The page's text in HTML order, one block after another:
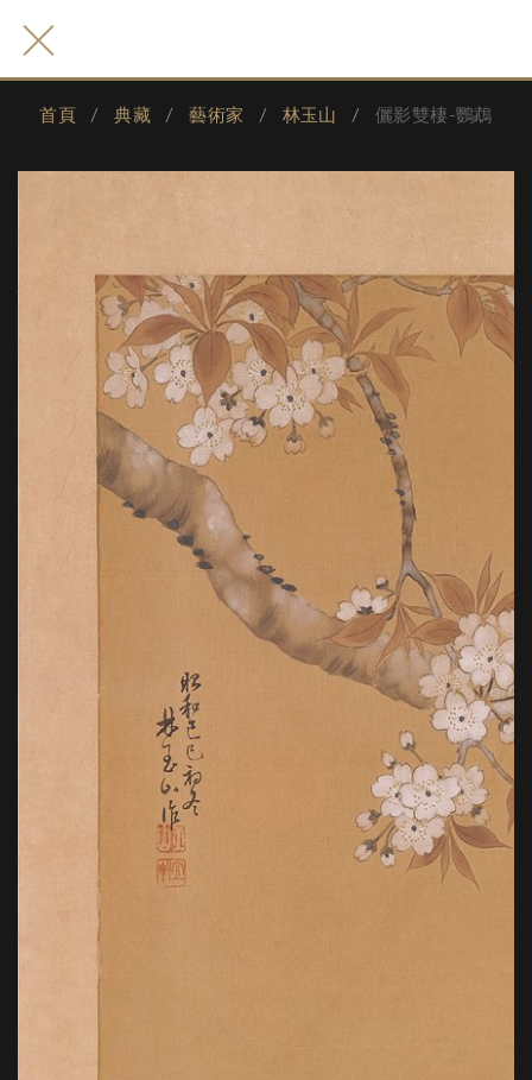
首頁 典藏 藝術家 林玉山 儷影雙棲-鸚鵡